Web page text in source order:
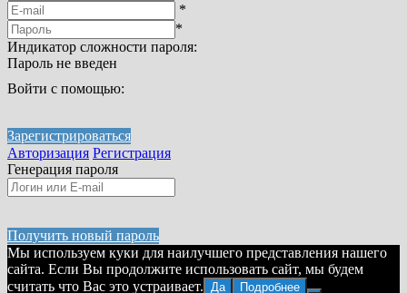
*
*
Индикатор сложности пароля:
Пароль не введен
Войти с помощью:
Зарегистрироваться
Авторизация Регистрация
Генерация пароля
Получить новый пароль
Мы используем куки для наилучшего представления нашего
сайта. Если Вы продолжите использовать сайт, мы будем
считать что Вас это устраивает. Да Подробнее